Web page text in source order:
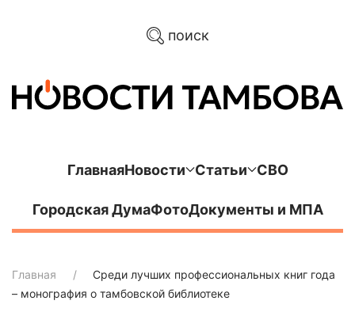
поиск
ГлавнаяНовости Статьи СВО
Городская ДумаФотоДокументы и МПА
Главная
Среди лучших профессиональных книг года
– монография о тамбовской библиотеке